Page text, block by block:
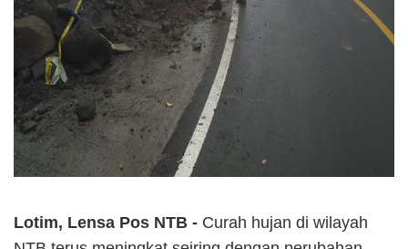
Lotim, Lensa Pos NTB - Curah hujan di wilayah